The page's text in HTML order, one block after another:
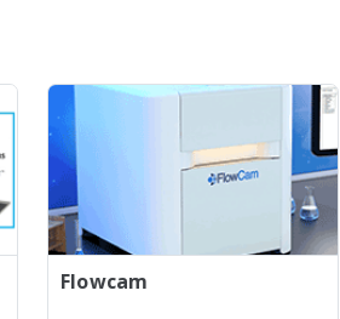
มีเข็มสำหรับสกัดตัวอย่างจำนวน 4 เข็ม
ช่วยเพิ่มประสิทธิภาพและความรวดเร็ว
ในการสกัดตัวอย่าง • การสกัดด้วยแรง
ดันบวก ช่วยให้การทำซ้ำดีขึ้น
(reproducibility) และความแม่นยำ
สูงขึ้น (Precision) • มี Syringe
Pump แบบคู่ VERITY® 4260 พร้อม
ตัวตรวจจับแรงดันแบบอิสระ สำหรับ
สารได้ถึง 9,999 หยด ต่อ 1 ส่วนการ
เก็บสารละลาย (Fraction) · สามารถ
รองรับจำนวนหยดของสารละลายขณะ
เก็บได้สูงสุด 20 หยด ต่อวินาที
· สามารถเก็บสารละลายได้แบบ
Drop, Manual, Peak + Drop,
Peak + Time และ Time · มีโหมด
สำหรับการเก็บสารแบบ Peak ซึ่ง
Flowcam